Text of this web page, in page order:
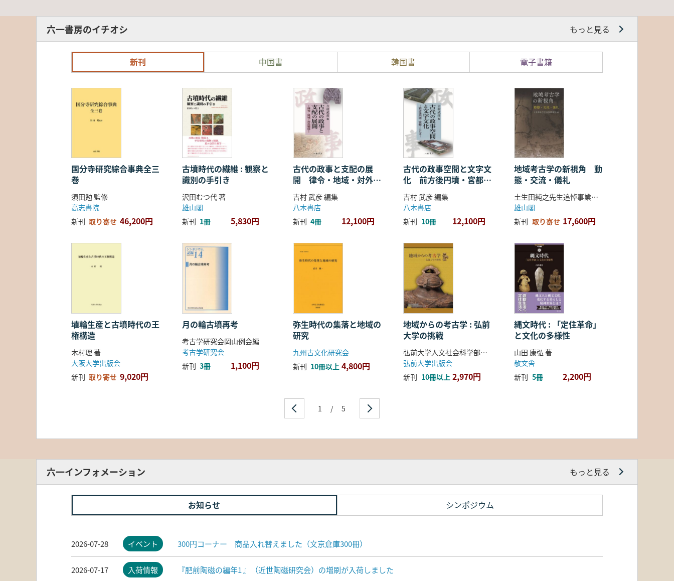
六一書房のイチオシ もっと見る
新刊 中国書 韓国書 電子書籍
国分寺研究綜合事典全三
巻
須田勉 監修
高志書院
新刊 取り寄せ 46,200円
古墳時代の繊維 : 観察と
識別の手引き
沢田むつ代 著
雄山閣
新刊 1冊 5,830円
古代の政事と支配の展
開 律令・地域・対外関
係
吉村 武彦 編集
八木書店
新刊 4冊 12,100円
古代の政事空間と文字文
化 前方後円墳・宮都・
ことば
吉村 武彦 編集
八木書店
新刊 10冊 12,100円
地域考古学の新視角 動
態・交流・儀礼
土生田純之先生追悼事業会 編
雄山閣
新刊 取り寄せ 17,600円
埴輪生産と古墳時代の王
権構造
木村理 著
大阪大学出版会
新刊 取り寄せ 9,020円
月の輪古墳再考
考古学研究会岡山例会編
考古学研究会
新刊 3冊 1,100円
弥生時代の集落と地域の
研究
九州古文化研究会
新刊 10冊以上 4,800円
地域からの考古学 : 弘前
大学の挑戦
弘前大学人文社会科学部北日本考古学研究センター 編
弘前大学出版会
新刊 10冊以上 2,970円
縄文時代 : 「定住革命」
と文化の多様性
山田 康弘 著
敬文舎
新刊 5冊 2,200円
1 / 5
六一インフォメーション もっと見る
お知らせ シンポジウム
2026-07-28 イベント 300円コーナー 商品入れ替えました（文京倉庫300冊）
2026-07-17 入荷情報 『肥前陶磁の編年1 』（近世陶磁研究会）の増刷が入荷しました